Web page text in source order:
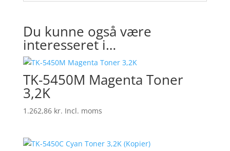
Du kunne også være
interesseret i…
TK-5450M Magenta Toner
3,2K
1.262,86 kr. Incl. moms